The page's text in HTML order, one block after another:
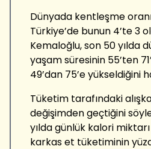
Dünyada kentleşme
Türkiye’de bunun 4’te 3
Kemaloğlu, son 50 yılda
yaşam süresinin 55’ten
49’dan 75’e yükseldiğini
Tüketim tarafındaki
değişimden geçtiğini
yılda günlük kalori
karkas et tüketiminin